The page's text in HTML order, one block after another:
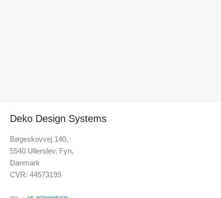
Deko Design Systems
Bøgeskovvej 140,
5540 Ullerslev, Fyn,
Danmark
CVR: 44573199